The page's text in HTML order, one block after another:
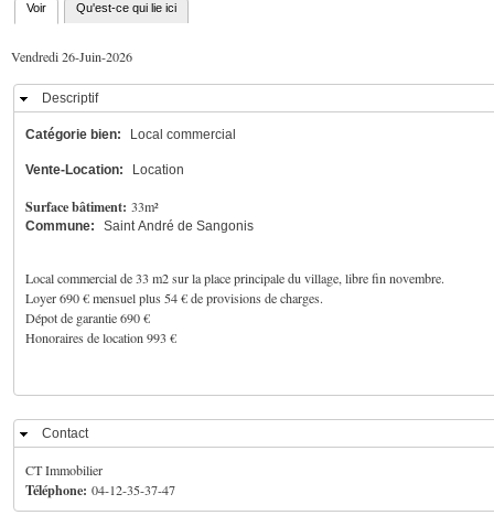
Onglets
principaux
Voir (onglet actif)
Qu'est-ce qui lie ici
Vendredi 26-Juin-2026
Masquer
Descriptif
Catégorie bien: Local commercial
Vente-Location: Location
Surface bâtiment: 33m²
Commune: Saint André de Sangonis
Local commercial de 33 m2 sur la place principale du village, libre fin novembre.
Loyer 690 € mensuel plus 54 € de provisions de charges.
Dépot de garantie 690 €
Honoraires de location 993 €
Masquer
Contact
CT Immobilier
Téléphone: 04-12-35-37-47